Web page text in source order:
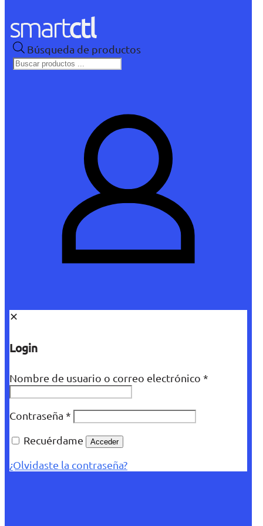
Búsqueda de productos
✕
Login
Nombre de usuario o correo electrónico *
Contraseña *
Recuérdame
Acceder
¿Olvidaste la contraseña?